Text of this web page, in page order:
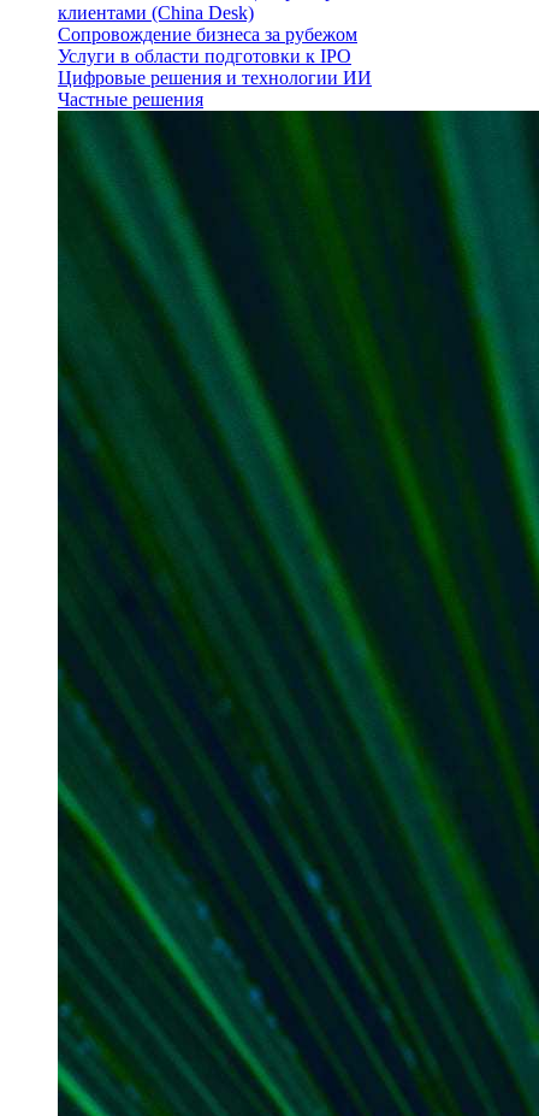
клиентами (China Desk)
Сопровождение бизнеса за рубежом
Услуги в области подготовки к IPO
Цифровые решения и технологии ИИ
Частные решения